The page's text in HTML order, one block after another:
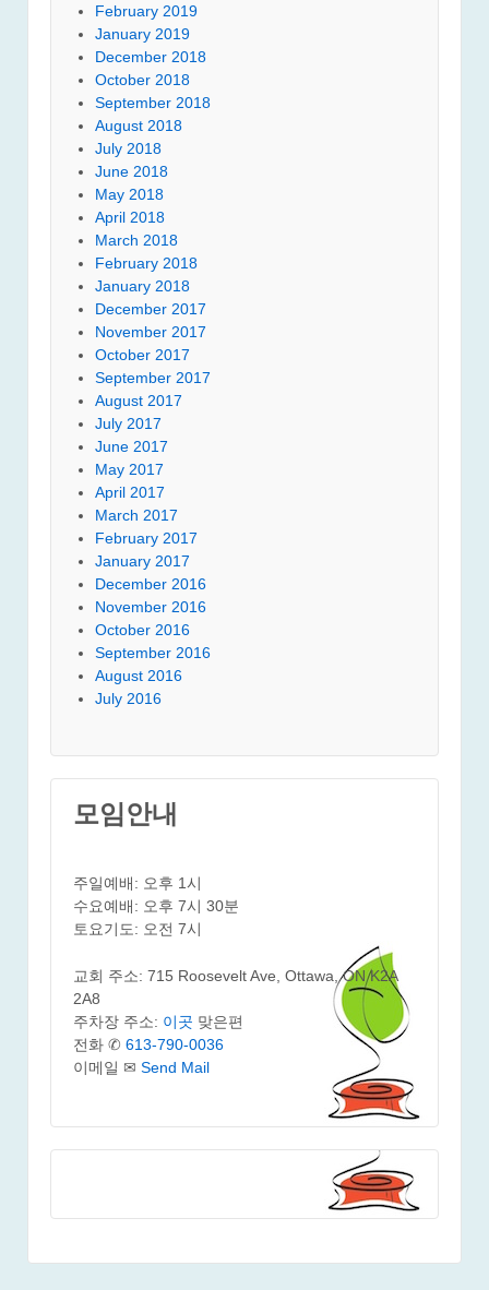
February 2019
January 2019
December 2018
October 2018
September 2018
August 2018
July 2018
June 2018
May 2018
April 2018
March 2018
February 2018
January 2018
December 2017
November 2017
October 2017
September 2017
August 2017
July 2017
June 2017
May 2017
April 2017
March 2017
February 2017
January 2017
December 2016
November 2016
October 2016
September 2016
August 2016
July 2016
모임안내
주일예배: 오후 1시
수요예배: 오후 7시 30분
토요기도: 오전 7시
교회 주소: 715 Roosevelt Ave, Ottawa, ON K2A
2A8
주차장 주소: 이곳 맞은편
전화 ✆ 613-790-0036
이메일 ✉ Send Mail